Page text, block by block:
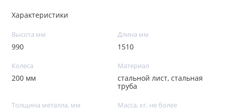
Характеристики
Высота мм
990
Длина мм
1510
Колеса
200 мм
Материал
стальной лист, стальная
труба
Толщина металла, мм Масса, кг, не более